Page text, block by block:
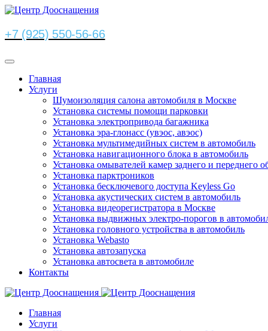
+7 (925) 550-56-66
Главная
Услуги
Шумоизоляция салона автомобиля в Москве
Установка системы помощи парковки
Установка электропривода багажника
Установка эра-глонасс (увэос, авэос)
Установка мультимедийных систем в автомобиль
Установка навигационного блока в автомобиль
Установка омывателей камер заднего и переднего
Установка парктроников
Установка бесключевого доступа Keyless Go
Установка акустических систем в автомобиль
Установка видеорегистратора в Москве
Установка выдвижных электро-порогов в
Установка головного устройства в автомобиль
Установка Webasto
Установка автозапуска
Установка автосвета в автомобиле
Контакты
Главная
Услуги